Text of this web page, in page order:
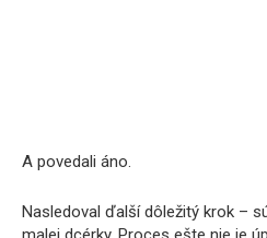
A povedali áno.
Nasledoval ďalší dôležitý krok –